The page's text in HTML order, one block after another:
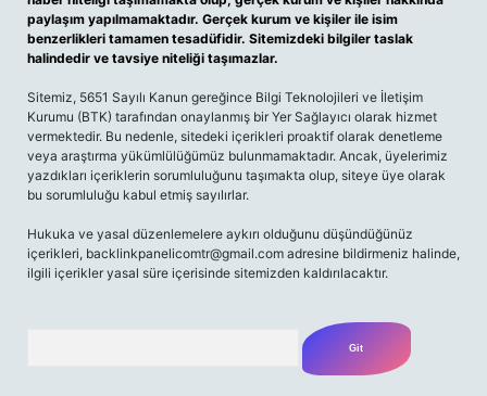
paylaşım yapılmamaktadır. Gerçek kurum ve kişiler ile isim
benzerlikleri tamamen tesadüfidir. Sitemizdeki bilgiler taslak
halindedir ve tavsiye niteliği taşımazlar.
Sitemiz, 5651 Sayılı Kanun gereğince Bilgi Teknolojileri ve İletişim
Kurumu (BTK) tarafından onaylanmış bir Yer Sağlayıcı olarak hizmet
vermektedir. Bu nedenle, sitedeki içerikleri proaktif olarak denetleme
veya araştırma yükümlülüğümüz bulunmamaktadır. Ancak, üyelerimiz
yazdıkları içeriklerin sorumluluğunu taşımakta olup, siteye üye olarak
bu sorumluluğu kabul etmiş sayılırlar.
Hukuka ve yasal düzenlemelere aykırı olduğunu düşündüğünüz
içerikleri, backlinkpanelicomtr@gmail.com adresine bildirmeniz halinde,
ilgili içerikler yasal süre içerisinde sitemizden kaldırılacaktır.